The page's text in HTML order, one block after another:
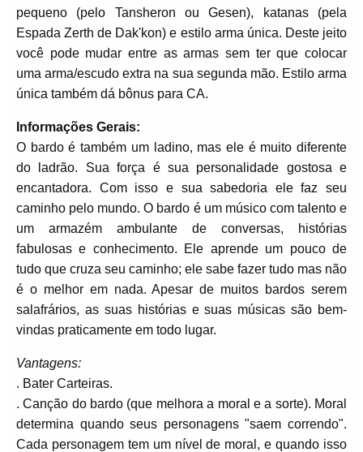
pequeno (pelo Tansheron ou Gesen), katanas (pela
Espada Zerth de Dak'kon) e estilo arma única. Deste jeito
você pode mudar entre as armas sem ter que colocar
uma arma/escudo extra na sua segunda mão. Estilo arma
única também dá bônus para CA.
Informações Gerais:
O bardo é também um ladino, mas ele é muito diferente
do ladrão. Sua força é sua personalidade gostosa e
encantadora. Com isso e sua sabedoria ele faz seu
caminho pelo mundo. O bardo é um músico com talento e
um armazém ambulante de conversas, histórias
fabulosas e conhecimento. Ele aprende um pouco de
tudo que cruza seu caminho; ele sabe fazer tudo mas não
é o melhor em nada. Apesar de muitos bardos serem
salafrários, as suas histórias e suas músicas são bem-
vindas praticamente em todo lugar.
Vantagens:
. Bater Carteiras.
. Canção do bardo (que melhora a moral e a sorte). Moral
determina quando seus personagens "saem correndo".
Cada personagem tem um nível de moral, e quando isso